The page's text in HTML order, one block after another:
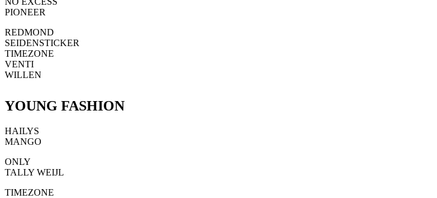
PIONEER
REDMOND
SEIDENSTICKER
TIMEZONE
VENTI
WILLEN
YOUNG FASHION
HAILYS
MANGO
ONLY
TALLY WEIJL
TIMEZONE